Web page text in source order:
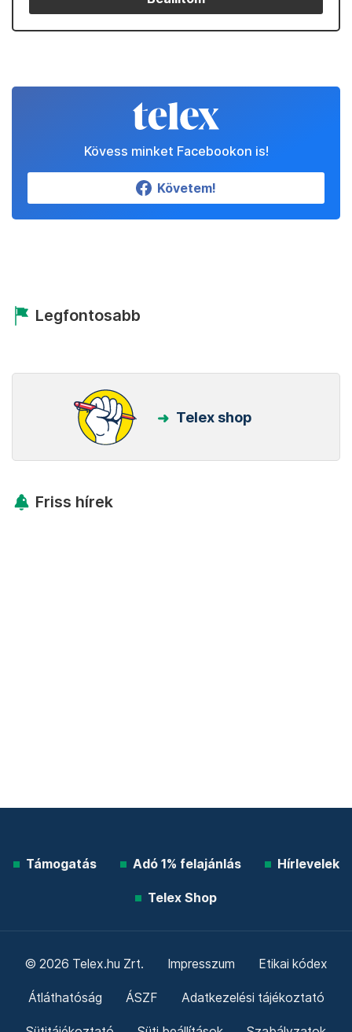
Kövess minket Facebookon is!
Követem!
Legfontosabb
Telex shop
Friss hírek
Támogatás Adó 1% felajánlás Hírlevelek
Telex Shop
© 2026 Telex.hu Zrt. Impresszum Etikai kódex
Átláthatóság ÁSZF Adatkezelési tájékoztató